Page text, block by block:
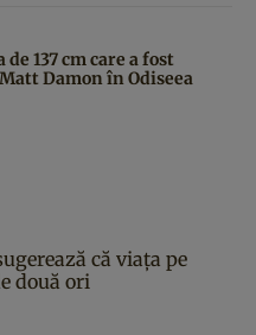
de 137 cm care a fost
Damon în Odiseea
că viața pe
două ori